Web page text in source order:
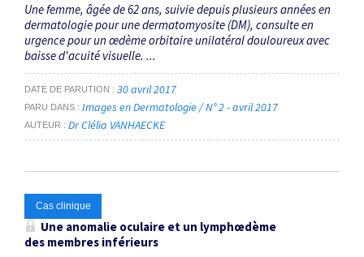
Une femme, âgée de 62 ans, suivie depuis plusieurs années en
dermatologie pour une dermatomyosite (DM), consulte en
urgence pour un œdème orbitaire unilatéral douloureux avec
baisse d'acuité visuelle. ...
DATE DE PARUTION 30 avril 2017
PARU DANS Images en Dermatologie / N° 2 - avril 2017
AUTEUR Dr Clélia VANHAECKE
Cas clinique
Une anomalie oculaire et un lymphœdème
des membres inférieurs